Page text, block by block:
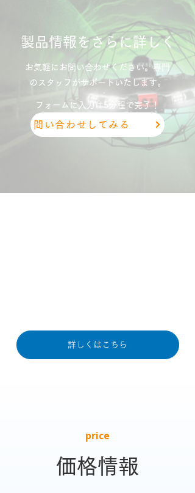
製品情報をさらに詳しく
お気軽にお問い合わせください。専門
のスタッフがサポートいたします。
フォームに入力は5分程で完了！
問い合わせしてみる
詳しくはこちら
price
価格情報